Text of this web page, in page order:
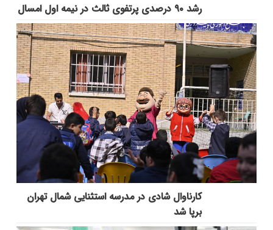
رشد ۹۰ درصدی پرتفوی ثالث در نیمه اول امسال
کارناوال شادی در مدرسه استثنایی شمال تهران
برپا شد